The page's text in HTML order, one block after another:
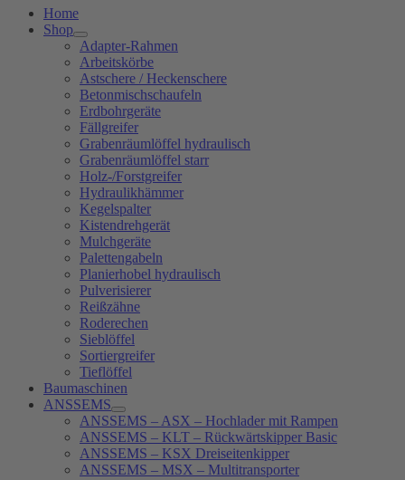
Home
Shop
Adapter-Rahmen
Arbeitskörbe
Astschere / Heckenschere
Betonmischschaufeln
Erdbohrgeräte
Fällgreifer
Grabenräumlöffel hydraulisch
Grabenräumlöffel starr
Holz-/Forstgreifer
Hydraulikhämmer
Kegelspalter
Kistendrehgerät
Mulchgeräte
Palettengabeln
Planierhobel hydraulisch
Pulverisierer
Reißzähne
Roderechen
Sieblöffel
Sortiergreifer
Tieflöffel
Baumaschinen
ANSSEMS
ANSSEMS – ASX – Hochlader mit Rampen
ANSSEMS – KLT – Rückwärtskipper Basic
ANSSEMS – KSX Dreiseitenkipper
ANSSEMS – MSX – Multitransporter